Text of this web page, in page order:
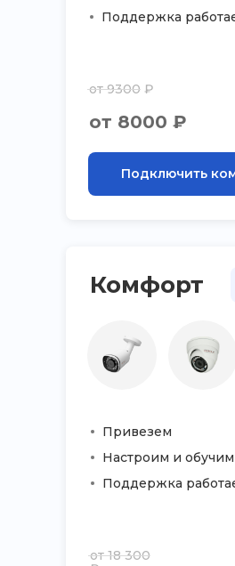
Поддержка
от 8000 ₽
от 9300 ₽
Комфорт
Привезем
Настроим и обучим
Поддержка
Подключить
от 18 300